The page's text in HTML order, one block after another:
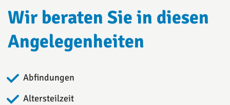
Wir beraten Sie in diesen
Angelegenheiten
Abfindungen
Altersteilzeit